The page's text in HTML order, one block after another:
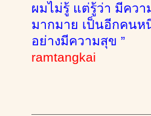
ผมไม่รู้ แต่รู้ว่า มีคว
มากมาย เป็นอีกคนห
อย่างมีความสุข ”
ramtangkai